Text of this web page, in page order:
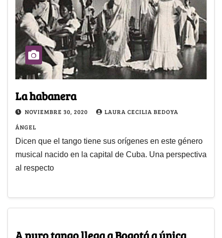
La habanera
NOVIEMBRE 30, 2020
LAURA CECILIA BEDOYA
ÁNGEL
Dicen que el tango tiene sus orígenes en este género
musical nacido en la capital de Cuba. Una perspectiva
al respecto
A puro tango llega a Bogotá a única